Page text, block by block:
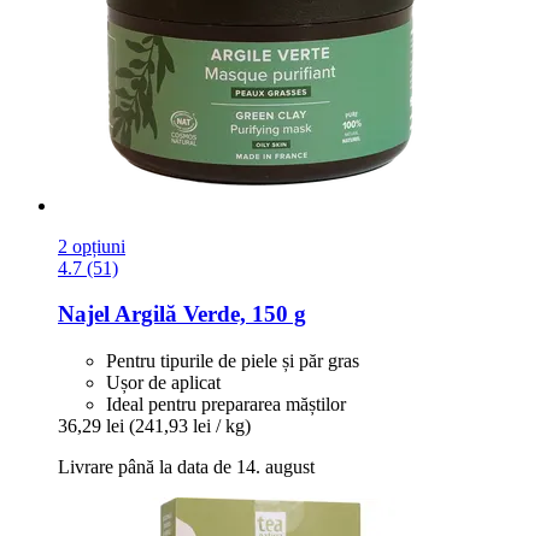
2 opțiuni
4.7 (51)
NajelArgilă Verde, 150 g
Pentru tipurile de piele și păr gras
Ușor de aplicat
Ideal pentru prepararea măștilor
36,29 lei (241,93 lei / kg)
Livrare până la data de 14. august